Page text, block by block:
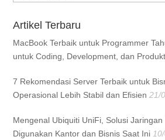
Artikel Terbaru
MacBook Terbaik untuk Programmer
untuk Coding, Development, dan
7 Rekomendasi Server Terbaik untuk
Operasional Lebih Stabil dan Efisien 21/
Mengenal Ubiquiti UniFi, Solusi
Digunakan Kantor dan Bisnis Saat Ini